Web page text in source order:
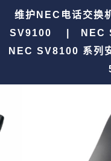
维护NEC电话交
SV9100 | NEC
NEC SV8100 系